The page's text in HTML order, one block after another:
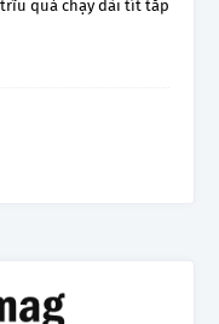
quả chạy dài tít tắp